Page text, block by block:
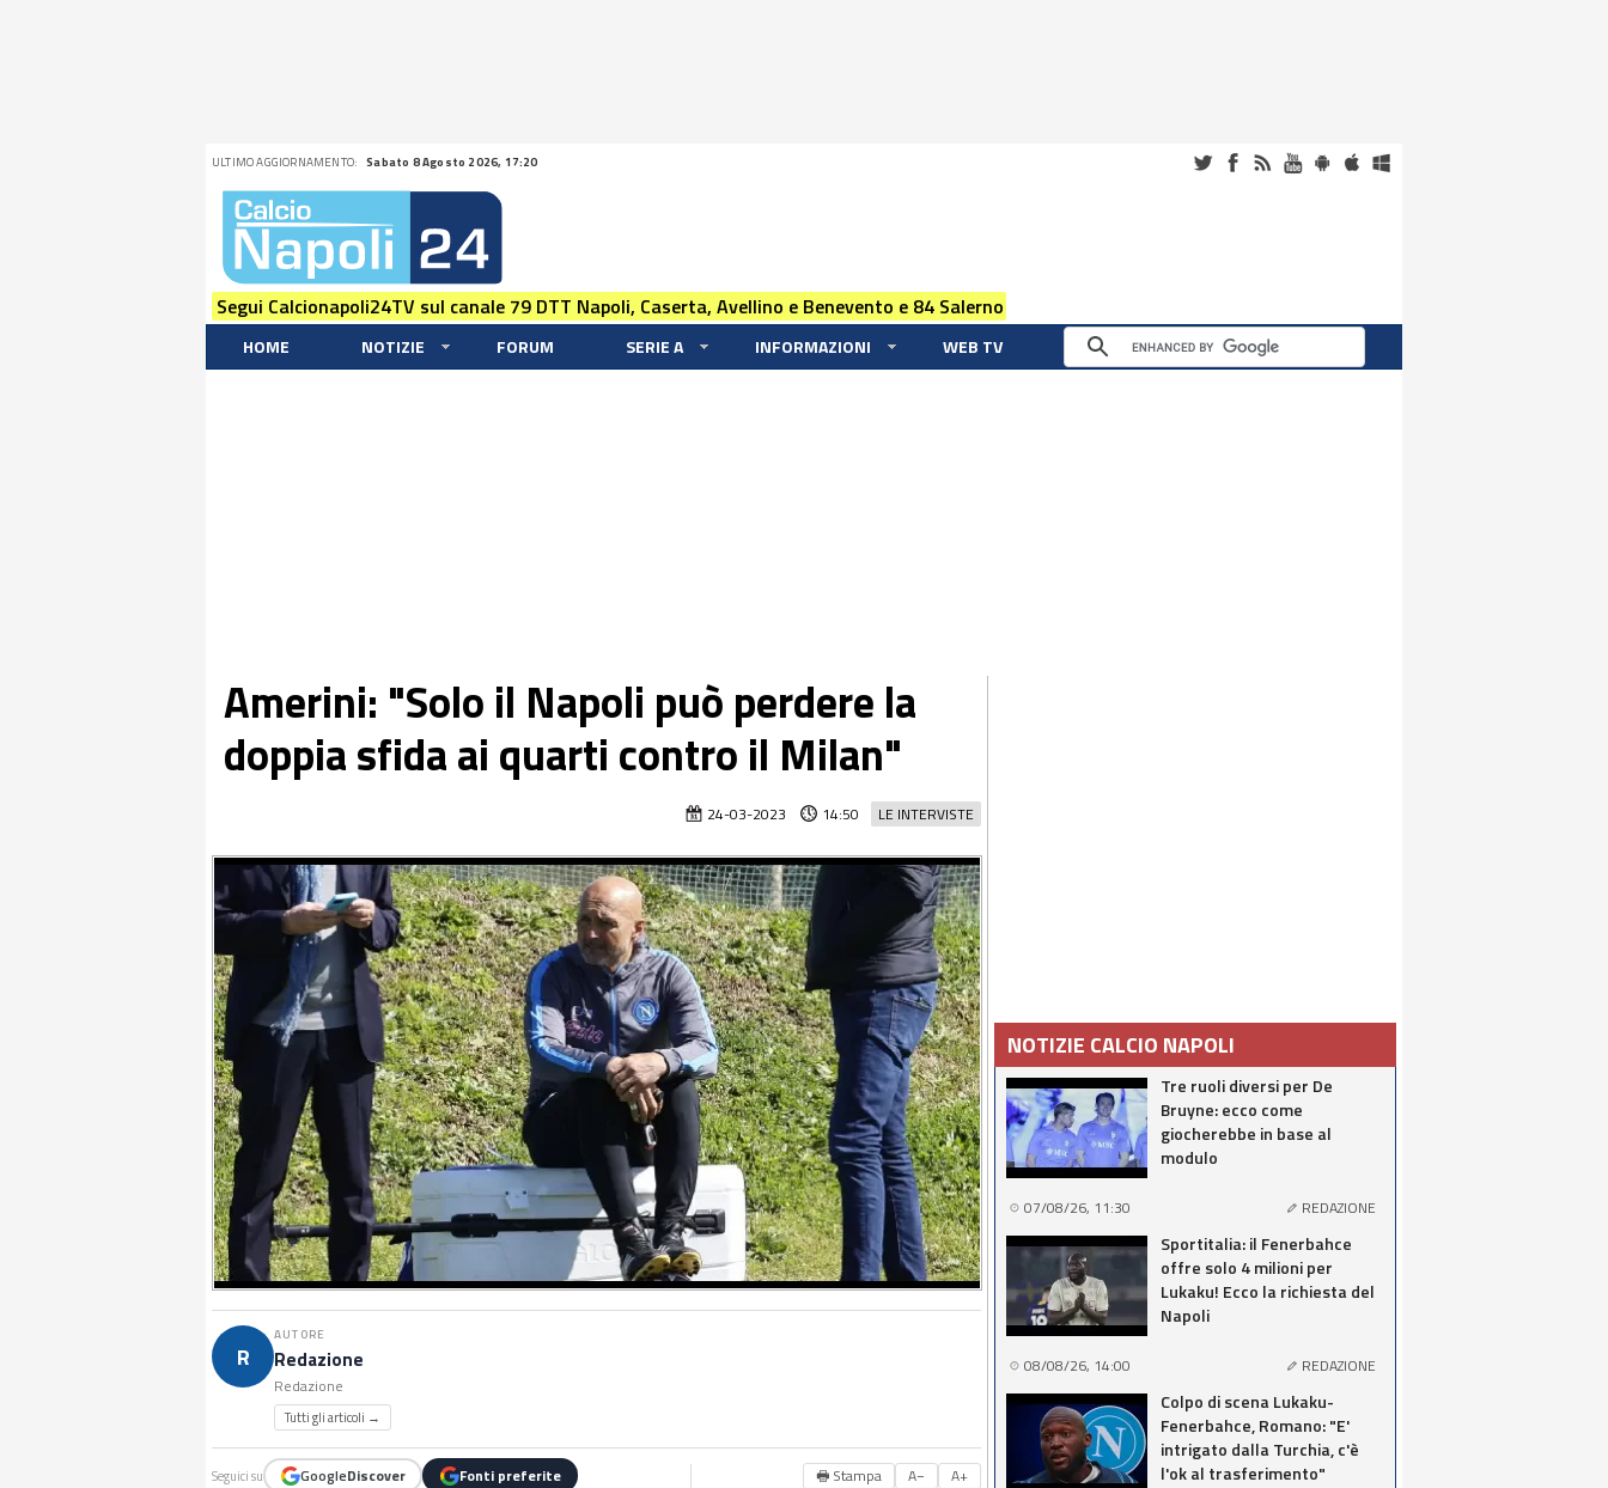
ULTIMO AGGIORNAMENTO: Sabato 8 Agosto 2026, 17:20
Segui Calcionapoli24TV sul canale 79 DTT Napoli, Caserta, Avellino e Benevento e 84 Salerno
HOME NOTIZIE FORUM SERIE A INFORMAZIONI WEB TV
Amerini: "Solo il Napoli può perdere la
doppia sfida ai quarti contro il Milan"
LE INTERVISTE
24-03-2023 14:50
R
AUTORE
Redazione
Redazione
Tutti gli articoli →
Seguici su GoogleDiscover Fonti preferite 🖶 Stampa A− A+
NOTIZIE CALCIO NAPOLI
Tre ruoli diversi per De
Bruyne: ecco come
giocherebbe in base al
modulo
07/08/26, 11:30 REDAZIONE
Sportitalia: il Fenerbahce
offre solo 4 milioni per
Lukaku! Ecco la richiesta del
Napoli
08/08/26, 14:00 REDAZIONE
Colpo di scena Lukaku-
Fenerbahce, Romano: "E'
intrigato dalla Turchia, c'è
l'ok al trasferimento"